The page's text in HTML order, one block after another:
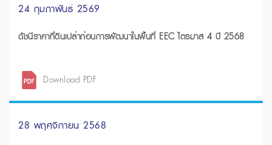
24 กุมภาพันธ์ 2569
ดัชนีราคาที่ดินเปล่าก่อนการพัฒนาในพื้นที่ EEC ไตรมาส 4 ปี 2568
Download PDF
28 พฤศจิกายน 2568